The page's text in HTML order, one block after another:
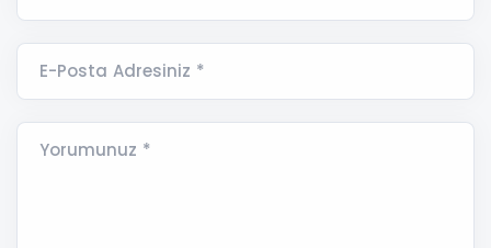
E-Posta Adresiniz *
Yorumunuz *